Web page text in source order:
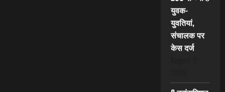
युवक-
युवतियां,
संचालक पर
केस दर्ज